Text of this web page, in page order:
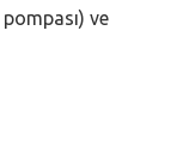
pompası) ve